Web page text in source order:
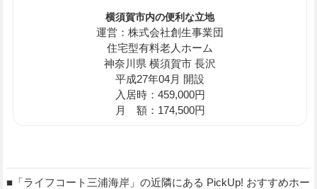
横須賀市内の便利な立地
運営：株式会社創生事業団
住宅型有料老人ホーム
神奈川県 横須賀市 長沢
平成27年04月 開設
入居時：459,000円
月 額：174,500円
■「ライフコート三浦海岸」の近隣にある PickUp! おすすめホー